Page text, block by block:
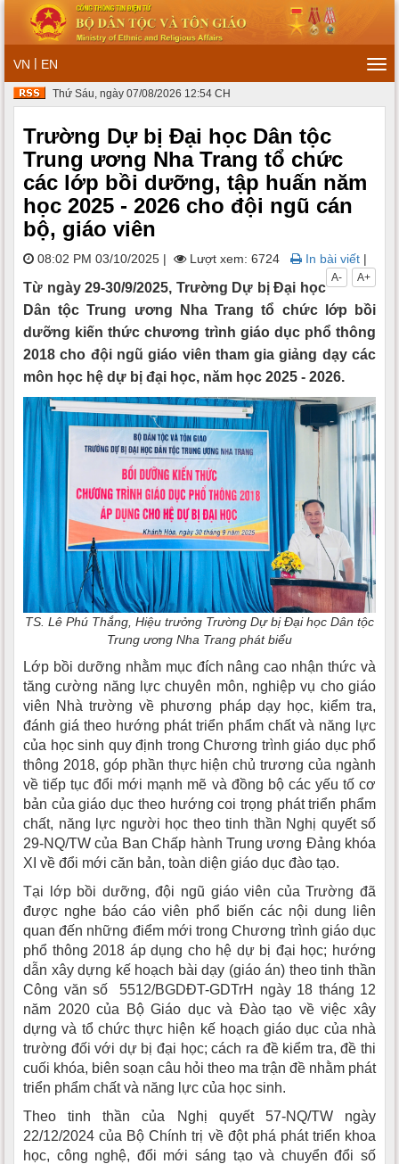
VN | EN
Thứ Sáu, ngày 07/08/2026 12:54 CH
Trường Dự bị Đại học Dân tộc
Trung ương Nha Trang tổ chức
các lớp bồi dưỡng, tập huấn năm
học 2025 - 2026 cho đội ngũ cán
bộ, giáo viên
08:02 PM 03/10/2025 | Lượt xem: 6724 In bài viết |
A+
A-
Từ ngày 29-30/9/2025, Trường Dự bị Đại học
Dân tộc Trung ương Nha Trang tổ chức lớp bồi
dưỡng kiến thức chương trình giáo dục phổ thông
2018 cho đội ngũ giáo viên tham gia giảng dạy các
môn học hệ dự bị đại học, năm học 2025 - 2026.
TS. Lê Phú Thắng, Hiệu trưởng Trường Dự bị Đại học Dân tộc
Trung ương Nha Trang phát biểu
Lớp bồi dưỡng nhằm mục đích nâng cao nhận thức và
tăng cường năng lực chuyên môn, nghiệp vụ cho giáo
viên Nhà trường về phương pháp dạy học, kiểm tra,
đánh giá theo hướng phát triển phẩm chất và năng lực
của học sinh quy định trong Chương trình giáo dục phổ
thông 2018, góp phần thực hiện chủ trương của ngành
về tiếp tục đổi mới mạnh mẽ và đồng bộ các yếu tố cơ
bản của giáo dục theo hướng coi trọng phát triển phẩm
chất, năng lực người học theo tinh thần Nghị quyết số
29-NQ/TW của Ban Chấp hành Trung ương Đảng khóa
XI về đổi mới căn bản, toàn diện giáo dục đào tạo.
Tại lớp bồi dưỡng, đội ngũ giáo viên của Trường đã
được nghe báo cáo viên phổ biến các nội dung liên
quan đến những điểm mới trong Chương trình giáo dục
phổ thông 2018 áp dụng cho hệ dự bị đại học; hướng
dẫn xây dựng kế hoạch bài dạy (giáo án) theo tinh thần
Công văn số 5512/BGDĐT-GDTrH ngày 18 tháng 12
năm 2020 của Bộ Giáo dục và Đào tạo về việc xây
dựng và tổ chức thực hiện kế hoạch giáo dục của nhà
trường đối với dự bị đại học; cách ra đề kiểm tra, đề thi
cuối khóa, biên soạn câu hỏi theo ma trận đề nhằm phát
triển phẩm chất và năng lực của học sinh.
Theo tinh thần của Nghị quyết 57-NQ/TW ngày
22/12/2024 của Bộ Chính trị về đột phá phát triển khoa
học, công nghệ, đổi mới sáng tạo và chuyển đổi số